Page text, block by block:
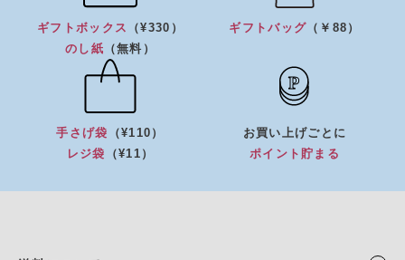
ギフトボックス
（¥330）
のし紙 （無料）
ギフトバッグ （￥88）
手さげ袋
（¥110）
レジ袋
（¥11）
お買い上げごとに
ポイント貯まる